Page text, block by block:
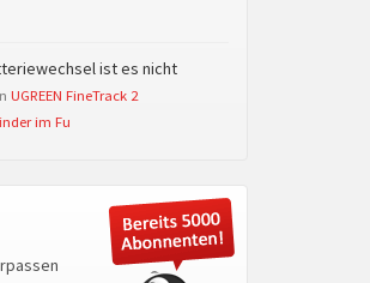
ist es nicht
UGREEN FineTrack 2
im Fu